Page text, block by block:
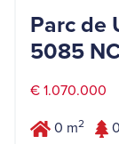
Parc de
5085
€ 1.070.000
0 m2